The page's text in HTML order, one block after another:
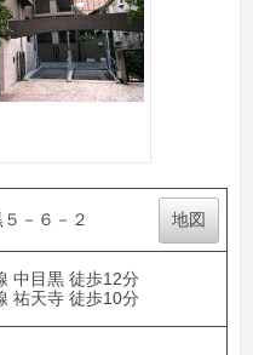
－６－２ 地図
中目黒 徒歩12分
祐天寺 徒歩10分